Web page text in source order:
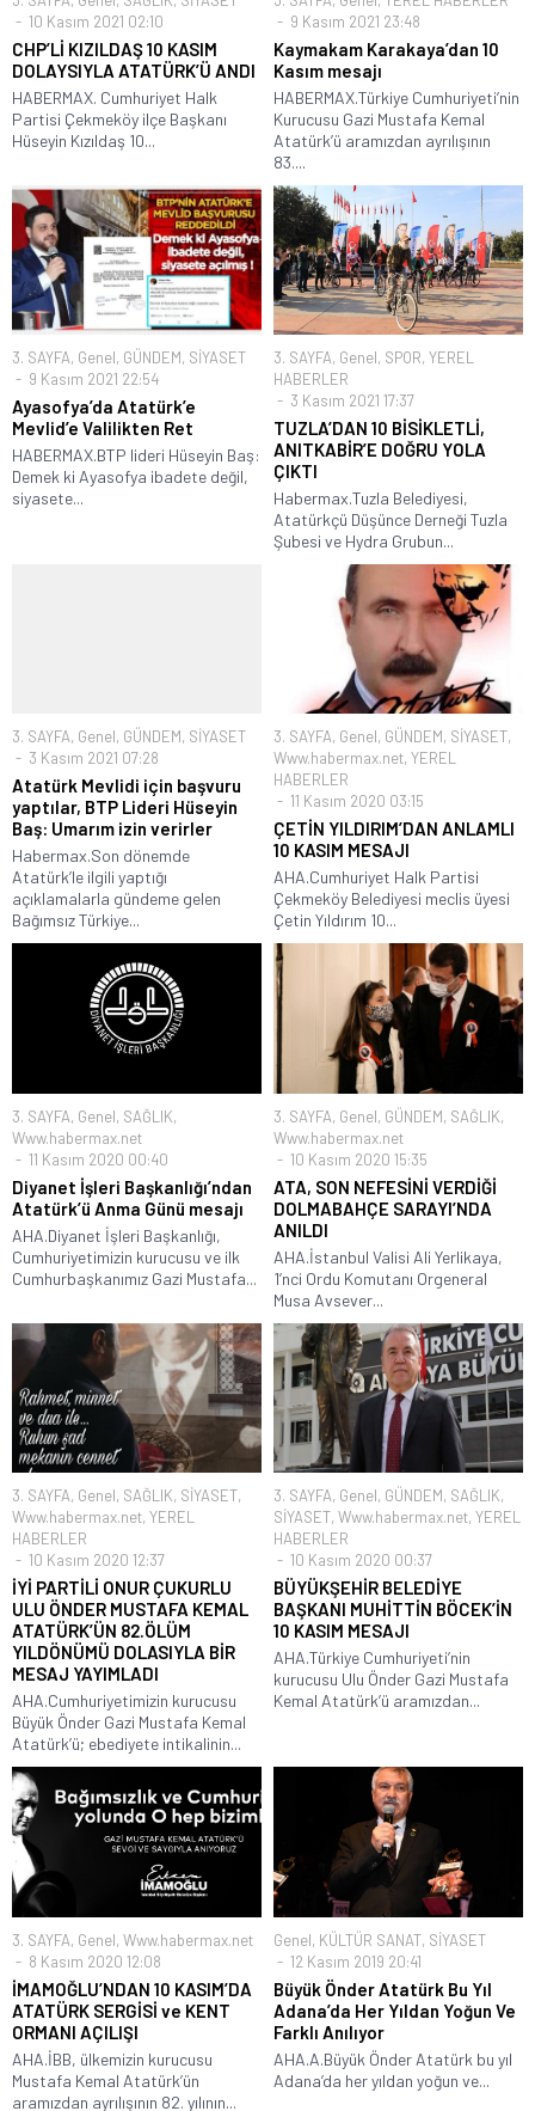
10 Kasım 2021 02:10
CHP’Lİ KIZILDAŞ 10 KASIM
DOLAYSIYLA ATATÜRK’Ü ANDI
HABERMAX. Cumhuriyet Halk
Partisi Çekmeköy ilçe Başkanı
Hüseyin Kızıldaş 10...
9 Kasım 2021 23:48
Kaymakam Karakaya’dan 10
Kasım mesajı
HABERMAX.Türkiye Cumhuriyeti’nin
Kurucusu Gazi Mustafa Kemal
Atatürk’ü aramızdan ayrılışının
83....
3. SAYFA, Genel, GÜNDEM, SİYASET
9 Kasım 2021 22:54
Ayasofya’da Atatürk’e
Mevlid’e Valilikten Ret
HABERMAX.BTP lideri Hüseyin Baş:
Demek ki Ayasofya ibadete değil,
siyasete...
3. SAYFA, Genel, SPOR, YEREL
HABERLER
3 Kasım 2021 17:37
TUZLA’DAN 10 BİSİKLETLİ,
ANITKABİR’E DOĞRU YOLA
ÇIKTI
Habermax.Tuzla Belediyesi,
Atatürkçü Düşünce Derneği Tuzla
Şubesi ve Hydra Grubun...
3. SAYFA, Genel, GÜNDEM, SİYASET
3 Kasım 2021 07:28
Atatürk Mevlidi için başvuru
yaptılar, BTP Lideri Hüseyin
Baş: Umarım izin verirler
Habermax.Son dönemde
Atatürk’le ilgili yaptığı
açıklamalarla gündeme gelen
Bağımsız Türkiye...
3. SAYFA, Genel, GÜNDEM, SİYASET,
Www.habermax.net, YEREL
HABERLER
11 Kasım 2020 03:15
ÇETİN YILDIRIM’DAN ANLAMLI
10 KASIM MESAJI
AHA.Cumhuriyet Halk Partisi
Çekmeköy Belediyesi meclis üyesi
Çetin Yıldırım 10...
3. SAYFA, Genel, SAĞLIK,
Www.habermax.net
11 Kasım 2020 00:40
Diyanet İşleri Başkanlığı’ndan
Atatürk’ü Anma Günü mesajı
AHA.Diyanet İşleri Başkanlığı,
Cumhuriyetimizin kurucusu ve ilk
Cumhurbaşkanımız Gazi Mustafa...
3. SAYFA, Genel, GÜNDEM, SAĞLIK,
Www.habermax.net
10 Kasım 2020 15:35
ATA, SON NEFESİNİ VERDİĞİ
DOLMABAHÇE SARAYI’NDA
ANILDI
AHA.İstanbul Valisi Ali Yerlikaya,
1’nci Ordu Komutanı Orgeneral
Musa Avsever...
3. SAYFA, Genel, SAĞLIK, SİYASET,
Www.habermax.net, YEREL
HABERLER
10 Kasım 2020 12:37
İYİ PARTİLİ ONUR ÇUKURLU
ULU ÖNDER MUSTAFA KEMAL
ATATÜRK’ÜN 82.ÖLÜM
YILDÖNÜMÜ DOLASIYLA BİR
MESAJ YAYIMLADI
AHA.Cumhuriyetimizin kurucusu
Büyük Önder Gazi Mustafa Kemal
Atatürk’ü; ebediyete intikalinin...
3. SAYFA, Genel, GÜNDEM, SAĞLIK,
SİYASET, Www.habermax.net, YEREL
HABERLER
10 Kasım 2020 00:37
BÜYÜKŞEHİR BELEDİYE
BAŞKANI MUHİTTİN BÖCEK’İN
10 KASIM MESAJI
AHA.Türkiye Cumhuriyeti’nin
kurucusu Ulu Önder Gazi Mustafa
Kemal Atatürk’ü aramızdan...
3. SAYFA, Genel, Www.habermax.net
8 Kasım 2020 12:08
İMAMOĞLU’NDAN 10 KASIM’DA
ATATÜRK SERGİSİ ve KENT
ORMANI AÇILIŞI
AHA.İBB, ülkemizin kurucusu
Mustafa Kemal Atatürk’ün
aramızdan ayrılışının 82. yılının...
Genel, KÜLTÜR SANAT, SİYASET
12 Kasım 2019 20:41
Büyük Önder Atatürk Bu Yıl
Adana’da Her Yıldan Yoğun Ve
Farklı Anılıyor
AHA.A.Büyük Önder Atatürk bu yıl
Adana’da her yıldan yoğun ve...